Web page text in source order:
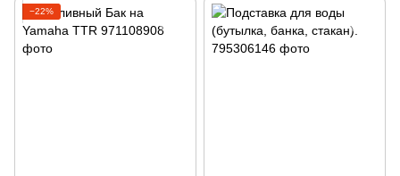
−22%